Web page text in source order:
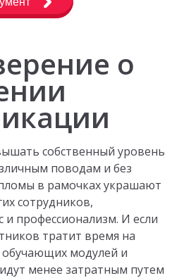
о
собственный уровень
поводам и без
в рамочках украшают
сотрудников,
и профессионализм. И если
тратит время на
модулей и
менее затратным путем